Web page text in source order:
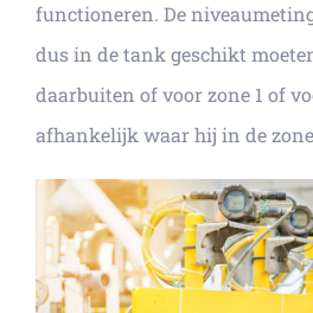
functioneren. De
dus in de tank geschikt
daarbuiten of voor zone 1 of
afhankelijk waar hij in de